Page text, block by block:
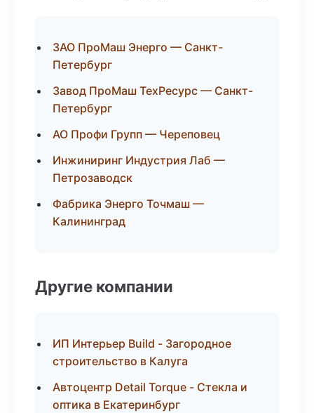
ЗАО ПроМаш Энерго — Санкт-
Петербург
Завод ПроМаш ТехРесурс — Санкт-
Петербург
АО Профи Групп — Череповец
Инжиниринг Индустрия Лаб —
Петрозаводск
Фабрика Энерго Точмаш —
Калининград
Другие компании
ИП Интерьер Build - Загородное
строительство в Калуга
Автоцентр Detail Torque - Стекла и
оптика в Екатеринбург